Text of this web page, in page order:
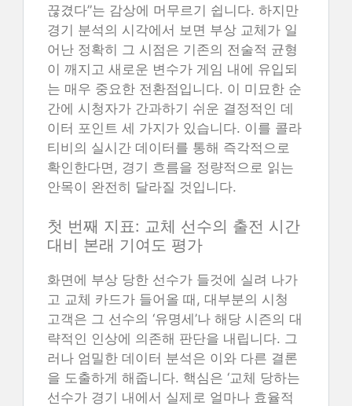
끊겼다”는 감상에 머무르기 쉽니다. 하지만
경기 분석의 시각에서 보면 부상 교체가 일
어난 정확히 그 시점은 기존의 전술적 균형
이 깨지고 새로운 변수가 게임 내에 유입되
는 매우 중요한 전환점입니다. 이 미묘한 순
간에 시청자가 간과하기 쉬운 결정적인 데
이터 포인트 세 가지가 있습니다. 이를 콜라
티비의 실시간 데이터를 통해 즉각적으로
확인한다면, 경기 흐름을 정량적으로 읽는
안목이 완전히 달라질 것입니다.
첫 번째 지표: 교체 선수의 출전 시간
대비 본래 기여도 평가
화면에 부상 당한 선수가 들것에 실려 나가
고 교체 카드가 들어올 때, 대부분의 시청
고객은 그 선수의 ‘유명세’나 해당 시즌의 대
략적인 인상에 의존해 판단을 내립니다. 그
러나 엄밀한 데이터 분석은 이와 다른 결론
을 도출하게 해줍니다. 핵심은 ‘교체 당하는
선수가 경기 내에서 실제로 얼마나 효율적